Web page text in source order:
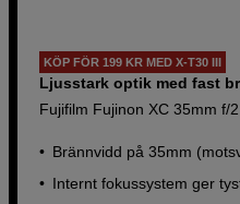
KÖP FÖR 199 KR MED X-T30 III
Ljusstark optik med fast
Fujifilm Fujinon XC 35mm f/2
Brännvidd på 35mm
Internt fokussystem ger